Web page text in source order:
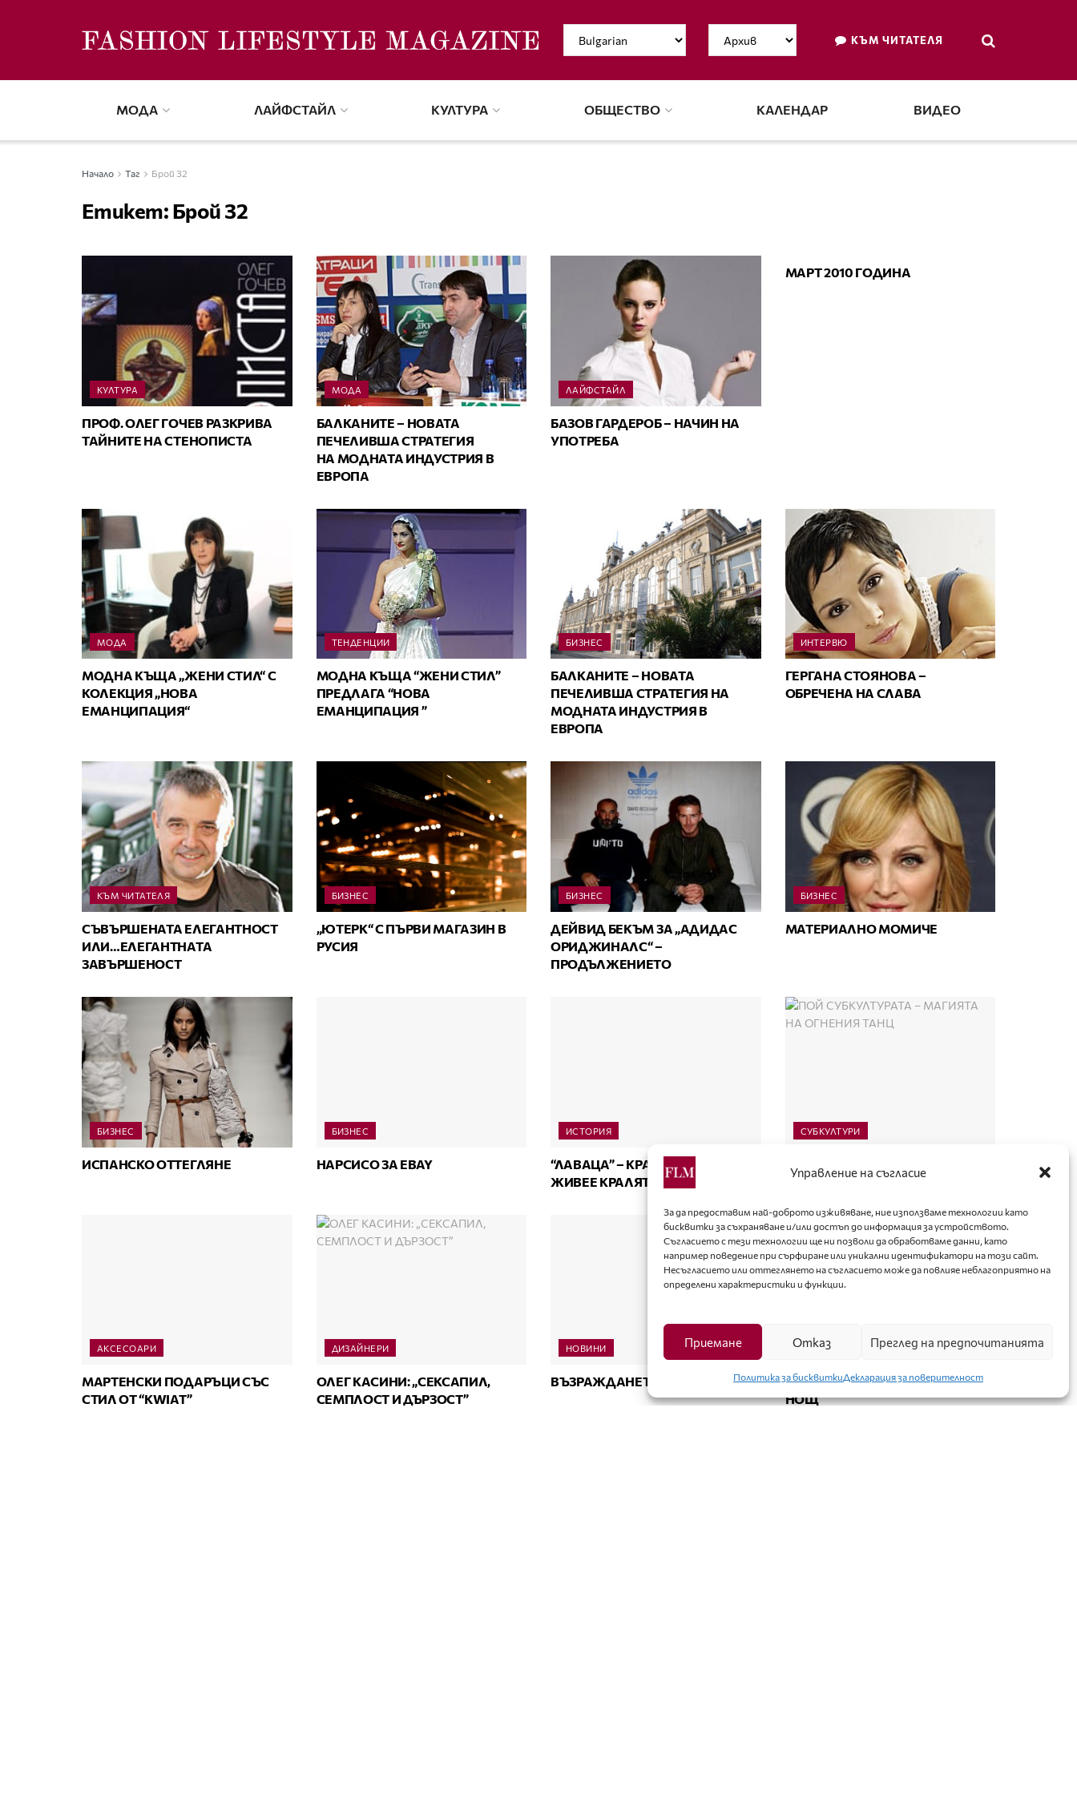
Управление на съгласие
За да предоставим най-доброто изживяване, ние използваме технологии като
бисквитки за съхраняване и/или достъп до информация за устройството.
Съгласието с тези технологии ще ни позволи да обработваме данни, като
например поведение при сърфиране или уникални идентификатори на този сайт.
Несъгласието или оттеглянето на съгласието може да повлияе неблагоприятно на
определени характеристики и функции.
Приемане Отказ Преглед на предпочитанията
Политика за бисквиткиДекларация за поверителност
КЪМ ЧИТАТЕЛЯ
МОДА ЛАЙФСТАЙЛ КУЛТУРА ОБЩЕСТВО КАЛЕНДАР ВИДЕО
Начало Таг Брой 32
Етикет:Брой 32
КУЛТУРА
ПРОФ. ОЛЕГ ГОЧЕВ РАЗКРИВА
ТАЙНИТЕ НА СТЕНОПИСТА
МОДА
БАЛКАНИТЕ – НОВАТА
ПЕЧЕЛИВША СТРАТЕГИЯ
НА МОДНАТА ИНДУСТРИЯ В
ЕВРОПА
ЛАЙФСТАЙЛ
БАЗОВ ГАРДЕРОБ – НАЧИН НА
УПОТРЕБА
МАРТ 2010 ГОДИНА
МОДА
МОДНА КЪЩА „ЖЕНИ СТИЛ“ С
КОЛЕКЦИЯ „НОВА
ЕМАНЦИПАЦИЯ“
ТЕНДЕНЦИИ
МОДНА КЪЩА “ЖЕНИ СТИЛ”
ПРЕДЛАГА “НОВА
ЕМАНЦИПАЦИЯ ”
БИЗНЕС
БАЛКАНИТЕ – НОВАТА
ПЕЧЕЛИВША СТРАТЕГИЯ НА
МОДНАТА ИНДУСТРИЯ В
ЕВРОПА
ИНТЕРВЮ
ГЕРГАНА СТОЯНОВА –
ОБРЕЧЕНА НА СЛАВА
КЪМ ЧИТАТЕЛЯ
СЪВЪРШЕНАТА ЕЛЕГАНТНОСТ
ИЛИ…ЕЛЕГАНТНАТА
ЗАВЪРШЕНОСТ
БИЗНЕС
„ЮТЕРК“ С ПЪРВИ МАГАЗИН В
РУСИЯ
БИЗНЕС
ДЕЙВИД БЕКЪМ ЗА „АДИДАС
ОРИДЖИНАЛС“ –
ПРОДЪЛЖЕНИЕТО
БИЗНЕС
МАТЕРИАЛНО МОМИЧЕ
БИЗНЕС
ИСПАНСКО ОТТЕГЛЯНЕ
БИЗНЕС
НАРСИСО ЗА EBAY
ИСТОРИЯ
“ЛАВАЦА” – КРАЛЯТ УМРЯ, ДА
ЖИВЕЕ КРАЛЯТ!
СУБКУЛТУРИ
НА ОГНЕНИЯ ТАНЦ
АКСЕСОАРИ
МАРТЕНСКИ ПОДАРЪЦИ СЪС
СТИЛ ОТ “KWIAT”
ДИЗАЙНЕРИ
ОЛЕГ КАСИНИ: „СЕКСАПИЛ,
СЕМПЛОСТ И ДЪРЗОСТ”
НОВИНИ
ВЪЗРАЖДАНЕТО НА “VERSUS”
СЕМЕЙСТВО
ЖЕНИТЕ И СЕКСЪТ ЗА ЕДНА
НОЩ